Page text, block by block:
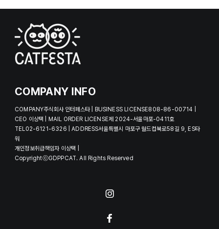
COMPANY INFO
COMPANY주식회사 인터페스타 | BUSINESS LICENSE808-86-00714 |
CEO 이상택 | MAIL ORDER LICENSE제 2024-서울마포-0411호
TEL02-6121-6326 | ADDRESS서울특별시 마포구 월드컵북로58길 9, ES타
워
개인정보취급책임자 이상택 |
CopyrightⓒGDPPCAT. All Rights Reserved